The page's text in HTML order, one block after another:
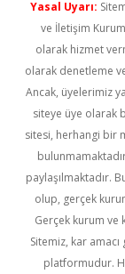
Yasal Uyarı:
ve İletişim
olarak hizmet
olarak denetleme
Ancak, üyelerimiz
siteye üye olarak
sitesi, herhangi bir
paylaşılmaktadır.
olup, gerçek
Gerçek kurum
Sitemiz, kar
platformudur.